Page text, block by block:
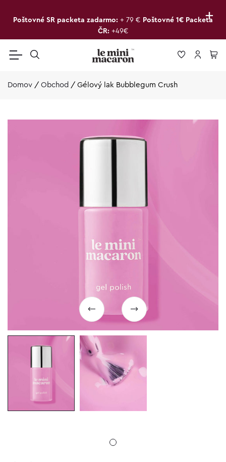
+
Poštovné SR packeta zadarmo: + 79 € Poštovné 1€ Packeta
ČR: +49€
Domov / Obchod / Gélový lak Bubblegum Crush